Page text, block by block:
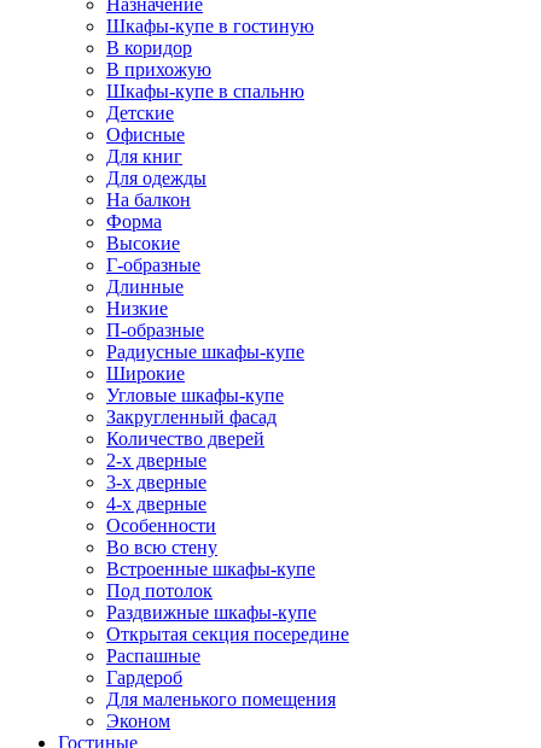
Назначение
Шкафы-купе в гостиную
В коридор
В прихожую
Шкафы-купе в спальню
Детские
Офисные
Для книг
Для одежды
На балкон
Форма
Высокие
Г-образные
Длинные
Низкие
П-образные
Радиусные шкафы-купе
Широкие
Угловые шкафы-купе
Закругленный фасад
Количество дверей
2-х дверные
3-х дверные
4-х дверные
Особенности
Во всю стену
Встроенные шкафы-купе
Под потолок
Раздвижные шкафы-купе
Открытая секция посередине
Распашные
Гардероб
Для маленького помещения
Эконом
Гостиные